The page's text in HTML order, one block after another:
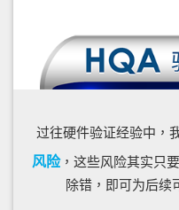
过往硬件验证经验中，
风险，这些风险其实只
除错，即可为后续